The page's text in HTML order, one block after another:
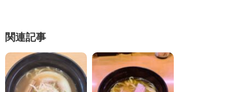
関連記事